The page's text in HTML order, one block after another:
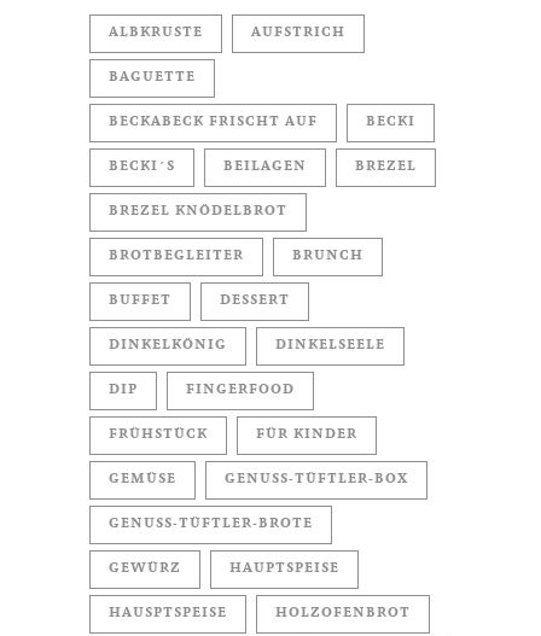
ALBKRUSTE AUFSTRICH
BAGUETTE
BECKABECK FRISCHT AUF BECKI
BECKI´S BEILAGEN BREZEL
BREZEL KNÖDELBROT
BROTBEGLEITER BRUNCH
BUFFET DESSERT
DINKELKÖNIG DINKELSEELE
DIP FINGERFOOD
FRÜHSTÜCK FÜR KINDER
GEMÜSE GENUSS-TÜFTLER-BOX
GENUSS-TÜFTLER-BROTE
GEWÜRZ HAUPTSPEISE
HAUSPTSPEISE HOLZOFENBROT